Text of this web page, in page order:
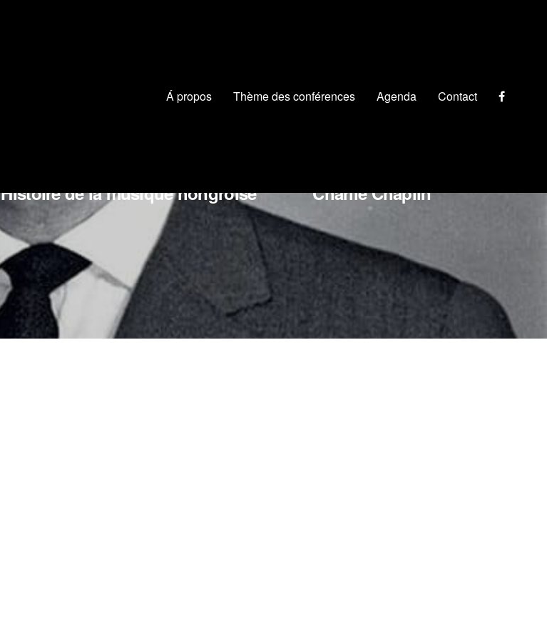
Á propos Thème des conférences Agenda Contact
Histoire de la musique hongroise Charlie Chaplin